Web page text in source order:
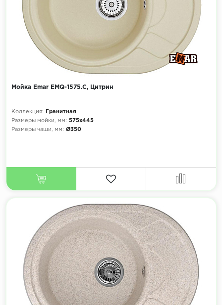
Мойка Emar EMQ-1575.C, Цитрин
Коллекция:
Гранитная
Размеры мойки, мм: 575х445
Размеры чаши, мм: Ø350